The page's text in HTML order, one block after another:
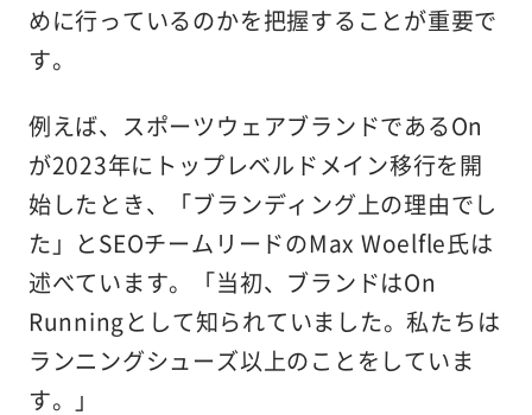
めに行っているのかを把握することが重要で
す。
例えば、スポーツウェアブランドであるOn
が2023年にトップレベルドメイン移行を開
始したとき、「ブランディング上の理由でし
た」とSEOチームリードのMax Woelfle氏は
述べています。「当初、ブランドはOn
Runningとして知られていました。私たちは
ランニングシューズ以上のことをしていま
す。」